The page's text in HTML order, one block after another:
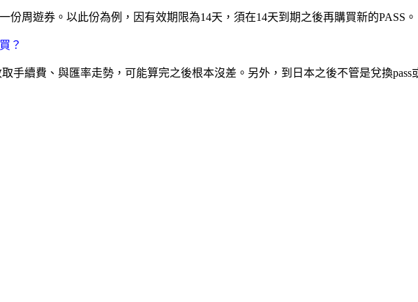
份周遊券。以此份為例，因有效期限為14天，須在14天到期之後再購買新的PASS。
？
手續費、與匯率走勢，可能算完之後根本沒差。另外，到日本之後不管是兌換